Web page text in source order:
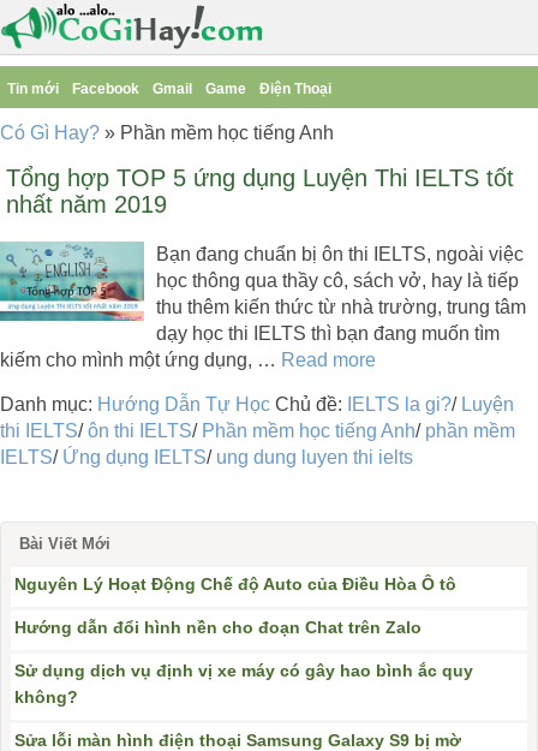
Tin mới Facebook Gmail Game Điện Thoại
Có Gì Hay? » Phần mềm học tiếng Anh
Tổng hợp TOP 5 ứng dụng Luyện Thi IELTS tốt
nhất năm 2019
Bạn đang chuẩn bị ôn thi IELTS, ngoài việc
học thông qua thầy cô, sách vở, hay là tiếp
thu thêm kiến thức từ nhà trường, trung tâm
dạy học thi IELTS thì bạn đang muốn tìm
kiếm cho mình một ứng dụng, … Read more
Danh mục: Hướng Dẫn Tự Học Chủ đề: IELTS la gi?/ Luyện
thi IELTS/ôn thi IELTS/ Phần mềm học tiếng Anh/ phần mềm
IELTS/ Ứng dụng IELTS/ ung dung luyen thi ielts
Bài Viết Mới
Nguyên Lý Hoạt Động Chế độ Auto của Điều Hòa Ô tô
Hướng dẫn đổi hình nền cho đoạn Chat trên Zalo
Sử dụng dịch vụ định vị xe máy có gây hao bình ắc quy
không?
Sửa lỗi màn hình điện thoại Samsung Galaxy S9 bị mờ